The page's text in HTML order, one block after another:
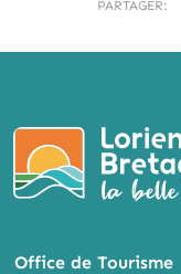
PARTAGER:
Office de Tourisme